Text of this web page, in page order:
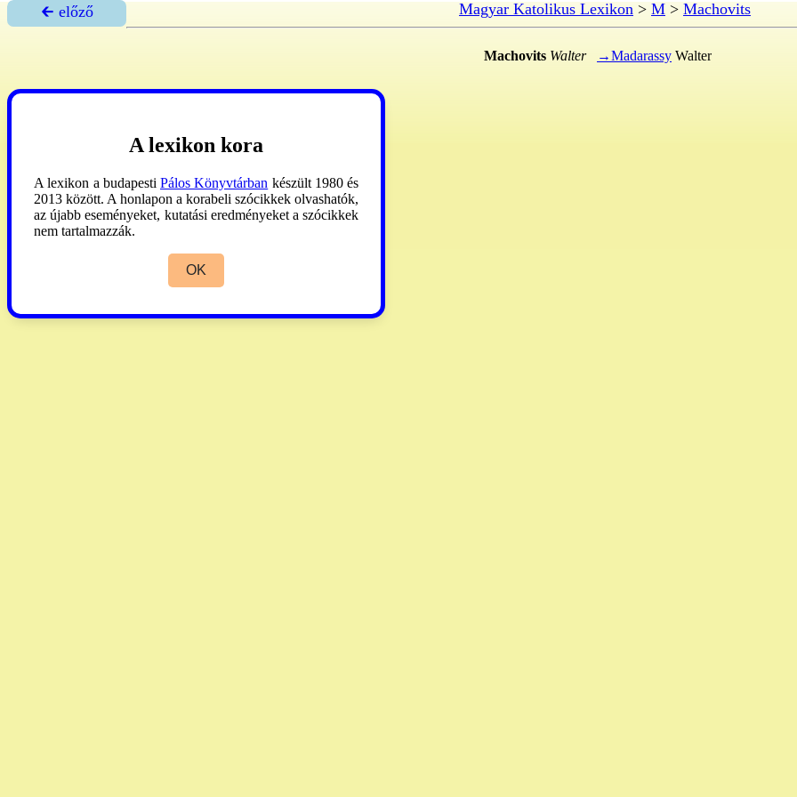
🡰 előző Magyar Katolikus Lexikon> M> Machovits
Machovits Walter →Madarassy Walter
A lexikon kora
A lexikon a budapesti Pálos Könyvtárban készült 1980 és
2013 között. A honlapon a korabeli szócikkek olvashatók,
az újabb eseményeket, kutatási eredményeket a szócikkek
nem tartalmazzák.
OK